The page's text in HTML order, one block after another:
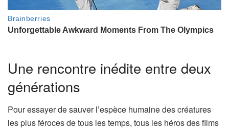
Une rencontre inédite entre deux
générations
Pour essayer de sauver l’espèce humaine des créatures
les plus féroces de tous les temps, tous les héros des films